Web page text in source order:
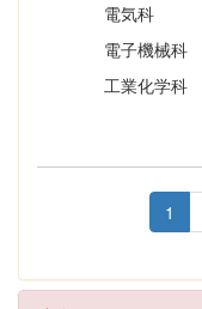
電気科 ２
電子機械科
工業化学科
1